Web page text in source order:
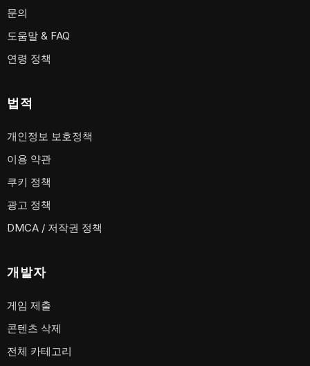
문의
도움말 & FAQ
연령 정책
법적
개인정보 보호정책
이용 약관
쿠키 정책
광고 정책
DMCA / 저작권 정책
개발자
게임 제출
콘텐츠 삭제
전체 카테고리